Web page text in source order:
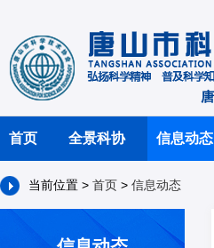
首页 全景科协 信息动态
当前位置 > 首页 > 信息动态